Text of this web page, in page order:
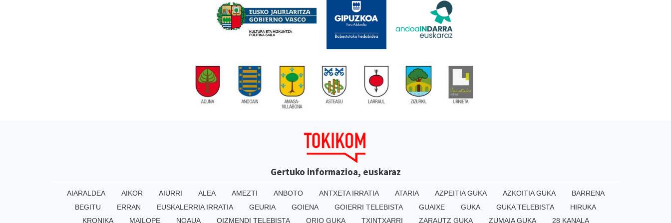
Gertuko informazioa, euskaraz
AIARALDEA AIKOR AIURRI ALEA AMEZTI ANBOTO ANTXETA IRRATIA ATARIA AZPEITIA GUKA AZKOITIA GUKA
BARRENA
BEGITU
ERRAN EUSKALERRIA IRRATIA GEURIA GOIENA GOIERRI TELEBISTA GUAIXE GUKA GUKA TELEBISTA
HIRUKA
KRONIKA
MAILOPE NOAUA OIZMENDI TELEBISTA ORIO GUKA TXINTXARRI ZARAUTZ GUKA ZUMAIA GUKA 28 KANALA